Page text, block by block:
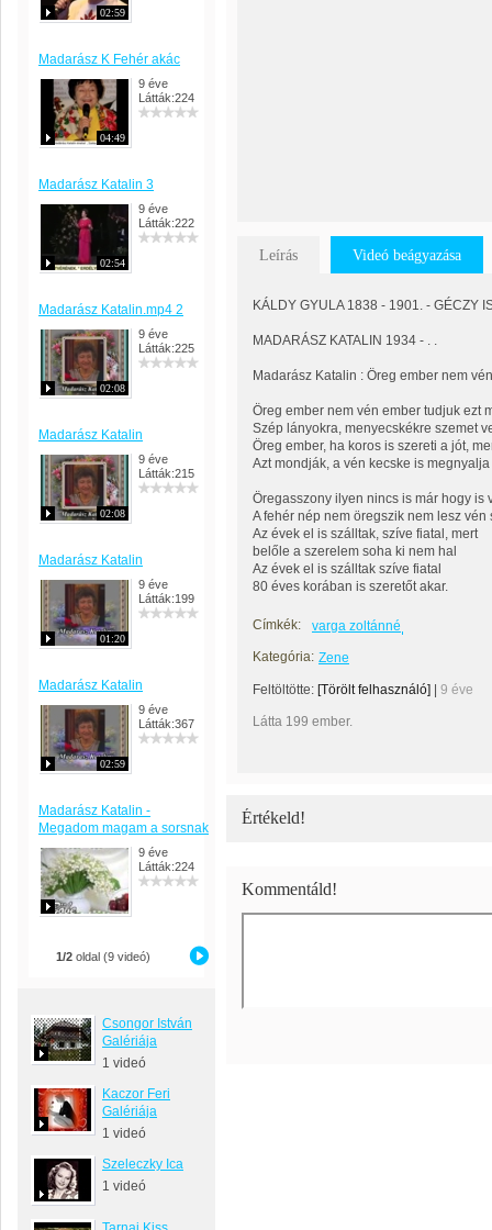
02:59
Madarász K Fehér akác
04:49
9 éve
Látták:224
Madarász Katalin 3
02:54
9 éve
Látták:222
Madarász Katalin.mp4 2
02:08
9 éve
Látták:225
Madarász Katalin
02:08
9 éve
Látták:215
Madarász Katalin
01:20
9 éve
Látták:199
Madarász Katalin
02:59
9 éve
Látták:367
Madarász Katalin -
Megadom magam a sorsnak
9 éve
Látták:224
1/2 oldal (9 videó)
Csongor István
Galériája
1 videó
Kaczor Feri
Galériája
1 videó
Szeleczky Ica
1 videó
Leírás Videó beágyazása
KÁLDY GYULA 1838 - 1901. - GÉCZY
MADARÁSZ KATALIN 1934 - . .
Madarász Katalin : Öreg ember nem
Öreg ember nem vén ember tudjuk ezt
Szép lányokra, menyecskékre szemet
Öreg ember, ha koros is szereti a jót,
Azt mondják, a vén kecske is megnyalja
Öregasszony ilyen nincs is már hogy is
A fehér nép nem öregszik nem lesz vén
Az évek el is szálltak, szíve fiatal, mert
belőle a szerelem soha ki nem hal
Az évek el is szálltak szíve fiatal
80 éves korában is szeretőt akar.
Címkék:
varga zoltánné
Kategória: Zene
Feltöltötte: [Törölt felhasználó] 9 éve
Látta 199 ember.
Értékeld!
Kommentáld!